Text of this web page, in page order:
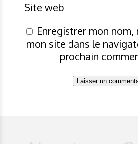
Site web
Enregistrer mon nom,
mon site dans le
prochain